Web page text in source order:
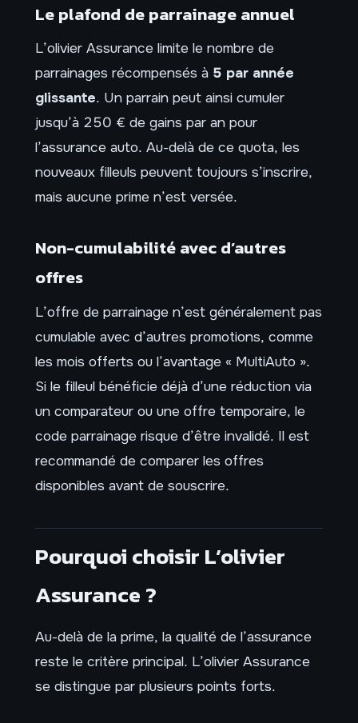
Le plafond de parrainage annuel
L’olivier Assurance limite le nombre de
parrainages récompensés à 5 par année
glissante. Un parrain peut ainsi cumuler
jusqu’à 250 € de gains par an pour
l’assurance auto. Au-delà de ce quota, les
nouveaux filleuls peuvent toujours s’inscrire,
mais aucune prime n’est versée.
Non-cumulabilité avec d’autres
offres
L’offre de parrainage n’est généralement pas
cumulable avec d’autres promotions, comme
les mois offerts ou l’avantage « MultiAuto ».
Si le filleul bénéficie déjà d’une réduction via
un comparateur ou une offre temporaire, le
code parrainage risque d’être invalidé. Il est
recommandé de comparer les offres
disponibles avant de souscrire.
Pourquoi choisir L’olivier
Assurance ?
Au-delà de la prime, la qualité de l’assurance
reste le critère principal. L’olivier Assurance
se distingue par plusieurs points forts.